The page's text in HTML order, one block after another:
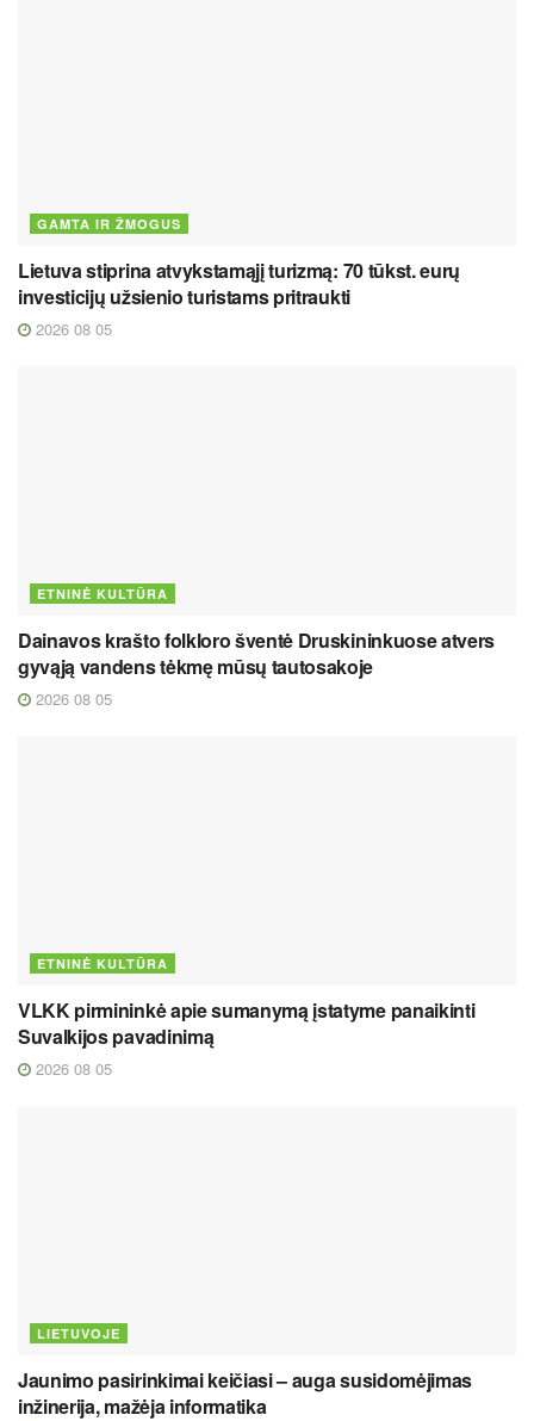
GAMTA IR ŽMOGUS
Lietuva stiprina atvykstamąjį turizmą: 70 tūkst. eurų
investicijų užsienio turistams pritraukti
2026 08 05
ETNINĖ KULTŪRA
Dainavos krašto folkloro šventė Druskininkuose atvers
gyvąją vandens tėkmę mūsų tautosakoje
2026 08 05
ETNINĖ KULTŪRA
VLKK pirmininkė apie sumanymą įstatyme panaikinti
Suvalkijos pavadinimą
2026 08 05
LIETUVOJE
Jaunimo pasirinkimai keičiasi – auga susidomėjimas
inžinerija, mažėja informatika